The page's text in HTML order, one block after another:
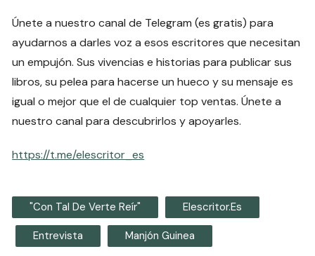
Únete a nuestro canal de Telegram (es gratis) para
ayudarnos a darles voz a esos escritores que necesitan
un empujón. Sus vivencias e historias para publicar sus
libros, su pelea para hacerse un hueco y su mensaje es
igual o mejor que el de cualquier top ventas. Únete a
nuestro canal para descubrirlos y apoyarles.
https://t.me/elescritor_es
"Con Tal De Verte Reír" Elescritor.es
Entrevista Manjón Guinea